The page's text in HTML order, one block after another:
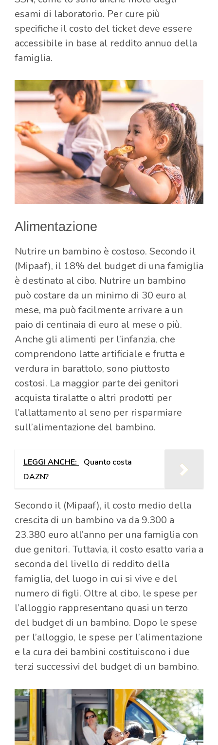
esami di laboratorio. Per cure più
specifiche il costo del ticket deve essere
accessibile in base al reddito annuo della
famiglia.
Alimentazione
Nutrire un bambino è costoso. Secondo il
(Mipaaf), il 18% del budget di una famiglia
è destinato al cibo. Nutrire un bambino
può costare da un minimo di 30 euro al
mese, ma può facilmente arrivare a un
paio di centinaia di euro al mese o più.
Anche gli alimenti per l’infanzia, che
comprendono latte artificiale e frutta e
verdura in barattolo, sono piuttosto
costosi. La maggior parte dei genitori
acquista tiralatte o altri prodotti per
l’allattamento al seno per risparmiare
sull’alimentazione del bambino.
LEGGI ANCHE:
Quanto costa
DAZN?
Secondo il (Mipaaf), il costo medio della
crescita di un bambino va da 9.300 a
23.380 euro all’anno per una famiglia con
due genitori. Tuttavia, il costo esatto varia a
seconda del livello di reddito della
famiglia, del luogo in cui si vive e del
numero di figli. Oltre al cibo, le spese per
l’alloggio rappresentano quasi un terzo
del budget di un bambino. Dopo le spese
per l’alloggio, le spese per l’alimentazione
e la cura dei bambini costituiscono i due
terzi successivi del budget di un bambino.